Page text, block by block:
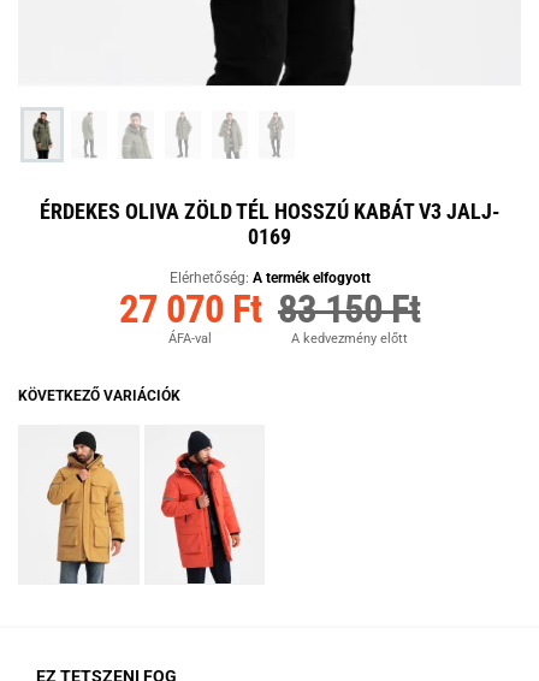
ÉRDEKES OLIVA ZÖLD TÉL HOSSZÚ KABÁT V3 JALJ-
0169
Elérhetőség: A termék elfogyott
27 070 Ft
ÁFA-val
83 150 Ft
A kedvezmény előtt
KÖVETKEZŐ VARIÁCIÓK
EZ TETSZENI FOG